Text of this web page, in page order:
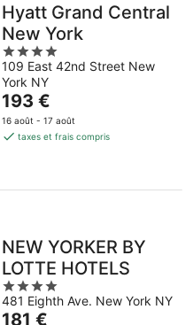
Hyatt Grand Central
New York
4
out
of
5
109 East 42nd Street New
York NY
Le
prix
est
par
193 €
16 août - 17 août
taxes et frais compris
NEW YORKER BY
LOTTE HOTELS
4
out
481 Eighth Ave. New York NY
Le
181 €